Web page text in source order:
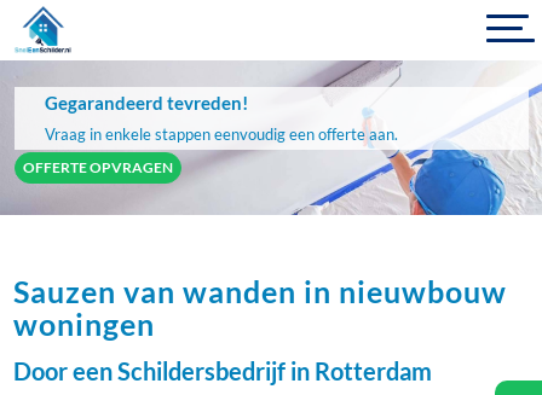
Gegarandeerd tevreden!
Vraag in enkele stappen eenvoudig een offerte aan.
OFFERTE OPVRAGEN
Sauzen van wanden in nieuwbouw
woningen
Door een Schildersbedrijf in Rotterdam